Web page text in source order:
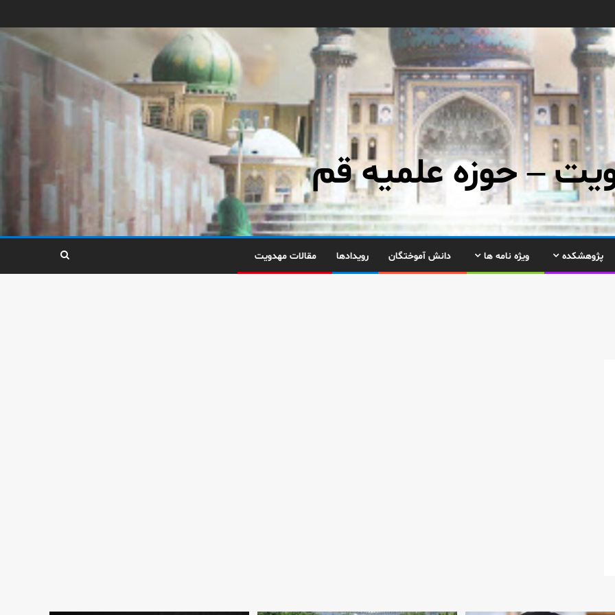
– حوزه علمیه قم
پژوهشکده ویژه نامه ها دانش آموختگان رویدادها مقالات مهدویت